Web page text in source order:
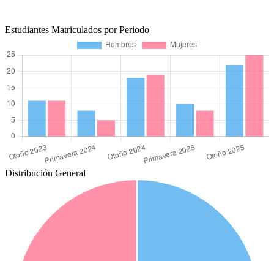
Estudiantes Matriculados por Periodo
Distribución General